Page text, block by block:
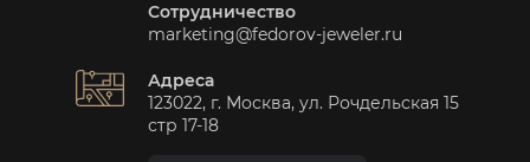
Сотрудничество
marketing@fedorov-jeweler.ru
Адреса
123022, г. Москва, ул. Рочдельская 15
стр 17-18